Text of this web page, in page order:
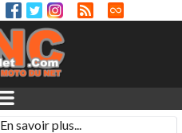
En savoir plus...